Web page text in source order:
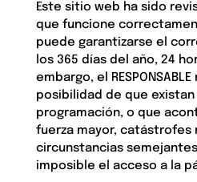
Este sitio web ha sido
que funcione
puede garantizarse el
los 365 días del año, 24
embargo, el
posibilidad de que
programación, o que
fuerza mayor, catástrofes
circunstancias
imposible el acceso a la